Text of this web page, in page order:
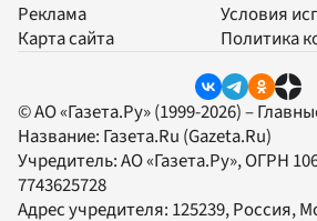
Реклама
Карта сайта
Условия
Политика
© АО «Газета.Ру» (1999-2026) –
Название: Газета.Ru (Gazeta.Ru)
Учредитель:АО «Газета.Ру», ОГРН
7743625728
Адрес учредителя: 125239, Россия,